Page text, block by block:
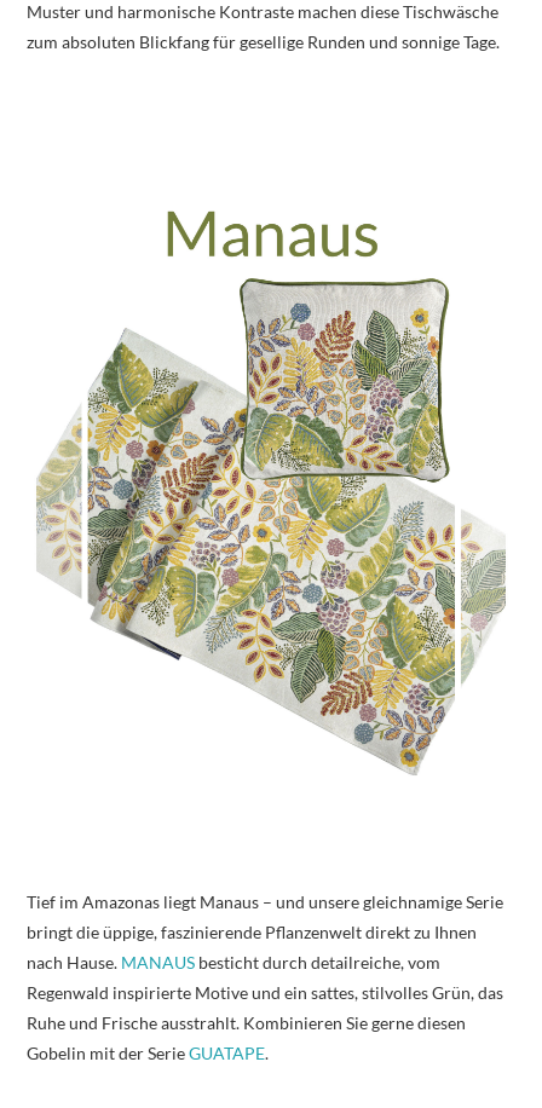
Muster und harmonische Kontraste machen diese Tischwäsche
zum absoluten Blickfang für gesellige Runden und sonnige Tage.
Tief im Amazonas liegt Manaus – und unsere gleichnamige Serie
bringt die üppige, faszinierende Pflanzenwelt direkt zu Ihnen
nach Hause. MANAUS besticht durch detailreiche, vom
Regenwald inspirierte Motive und ein sattes, stilvolles Grün, das
Ruhe und Frische ausstrahlt. Kombinieren Sie gerne diesen
Gobelin mit der SerieGUATAPE.